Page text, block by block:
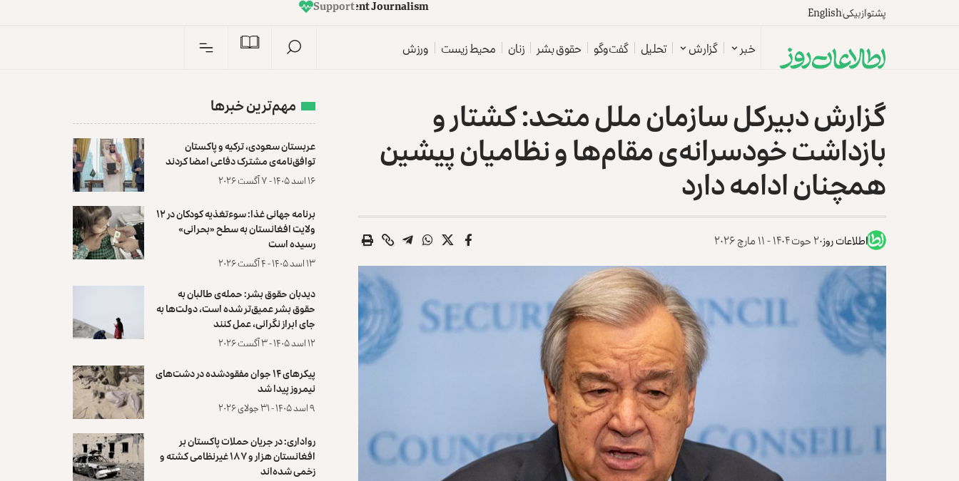
پشتوازبیکیEnglish
m
s
i
l
a
n
r
u
o
J
t
n
e
d
n
e
p
e
d
n
ISupport
خبر گزارش تحلیل گفت‌وگو حقوق بشر زنان محیط زیست ورزش
گزارش دبیرکل سازمان ملل متحد: کشتار و
بازداشت خودسرانه‌ی مقام‌ها و نظامیان پیشین
همچنان ادامه دارد
اطلاعات روز۲۰ حوت ۱۴۰۴ - ۱۱ مارچ ۲۰۲۶
مهم‌ترین خبرها
عربستان سعودی، ترکیه و پاکستان
توافق‌نامه‌ی مشترک دفاعی امضا کردند
۱۶ اسد ۱۴۰۵ - ۷ آگست ۲۰۲۶
برنامه جهانی غذا: سوءتغذیه کودکان در ۱۲
ولایت افغانستان به سطح «بحرانی»
رسیده است
۱۳ اسد ۱۴۰۵ - ۴ آگست ۲۰۲۶
دیدبان حقوق بشر: حمله‌ی طالبان به
حقوق بشر عمیق‌تر شده است، دولت‌ها به
جای ابراز نگرانی، عمل کنند
۱۲ اسد ۱۴۰۵ - ۳ آگست ۲۰۲۶
پیکرهای ۱۴ جوان مفقودشده در دشت‌های
نیمروز پیدا شد
۹ اسد ۱۴۰۵ - ۳۱ جولای ۲۰۲۶
رواداری: در جریان حملات پاکستان بر
افغانستان هزار و ۱۸۷ غیرنظامی کشته و
زخمی شده‌اند